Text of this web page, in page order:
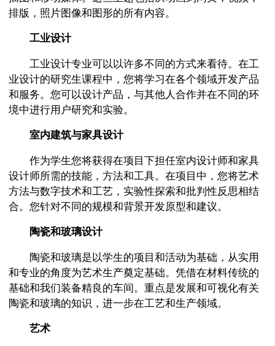
排版，照片图像和图形的所有内容。
工业设计
工业设计专业可以以许多不同的方式来看待。在工
业设计的研究生课程中，您将学习在各个领域开发产品
和服务。您可以设计产品，与其他人合作并在不同的环
境中进行用户研究和实验。
室内建筑与家具设计
作为学生您将获得在项目下担任室内设计师和家具
设计师所需的技能，方法和工具。在项目中，您将艺术
方法与数字技术和工艺，实验性探索和批判性反思相结
合。您针对不同的规模和背景开发原型和建议。
陶瓷和玻璃设计
陶瓷和玻璃是以学生的项目和活动为基础，从实用
和专业的角度为艺术生产奠定基础。凭借在材料传统的
基础和我们装备精良的车间。重点是发展和可视化有关
陶瓷和玻璃的知识，进一步在工艺和生产领域。
艺术